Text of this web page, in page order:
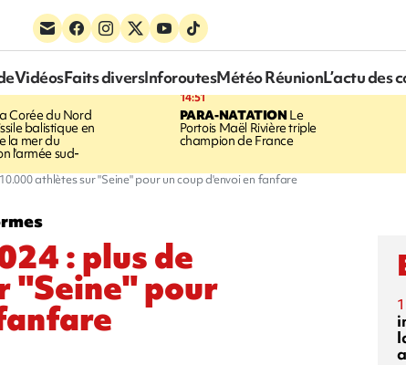
VidéosFaits diversInforoutesMétéo RéunionL’actu des
Corée du Nord
balistique en
la mer du
l'armée sud-
14:51
PARA-NATATIONLe
Portois Maël Rivière triple
champion de France
athlètes sur "Seine" pour un coup d'envoi en fanfare
: plus de
"Seine" pour